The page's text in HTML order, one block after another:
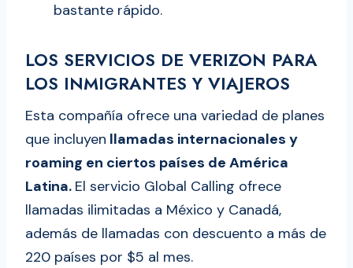
bastante rápido.
LOS SERVICIOS DE VERIZON PARA
LOS INMIGRANTES Y VIAJEROS
Esta compañía ofrece una variedad de planes
que incluyen llamadas internacionales y
roaming en ciertos países de América
Latina. El servicio Global Calling ofrece
llamadas ilimitadas a México y Canadá,
además de llamadas con descuento a más de
220 países por $5 al mes.